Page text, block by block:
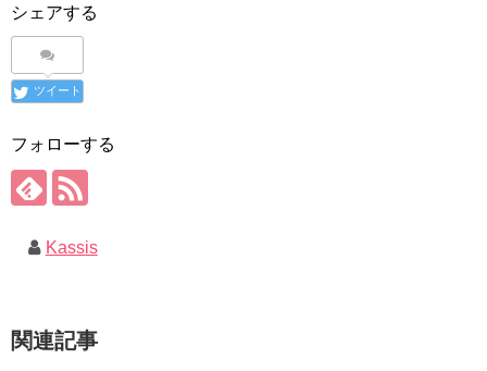
シェアする
ツイート
フォローする
Kassis
関連記事